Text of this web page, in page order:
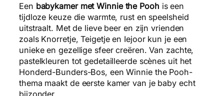
Een babykamer met Winnie the Pooh is een
tijdloze keuze die warmte, rust en speelsheid
uitstraalt. Met de lieve beer en zijn vrienden
zoals Knorretje, Teigetje en Iejoor kun je een
unieke en gezellige sfeer creëren. Van zachte,
pastelkleuren tot gedetailleerde scènes uit het
Honderd-Bunders-Bos, een Winnie the Pooh-
thema maakt de eerste kamer van je baby echt
bijzonder.